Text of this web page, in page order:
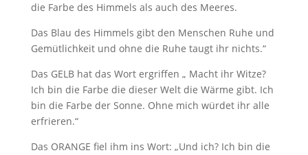
die Farbe des Himmels als auch des Meeres.
Das Blau des Himmels gibt den Menschen Ruhe und
Gemütlichkeit und ohne die Ruhe taugt ihr nichts.“
Das GELB hat das Wort ergriffen „ Macht ihr Witze?
Ich bin die Farbe die dieser Welt die Wärme gibt. Ich
bin die Farbe der Sonne. Ohne mich würdet ihr alle
erfrieren.“
Das ORANGE fiel ihm ins Wort: „Und ich? Ich bin die